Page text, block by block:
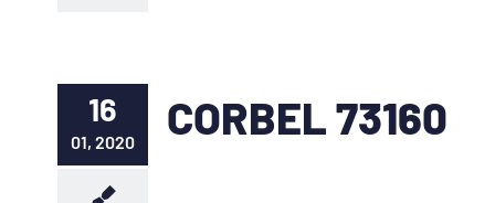
16
01, 2020 CORBEL 73160